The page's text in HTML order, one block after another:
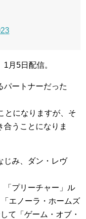
1月5日配信。
パートナーだった
とになりますが、そ
合うことになりま
じみ、ダン・レヴ
「プリーチャー」ル
エノーラ・ホームズ
て「ゲーム・オブ・